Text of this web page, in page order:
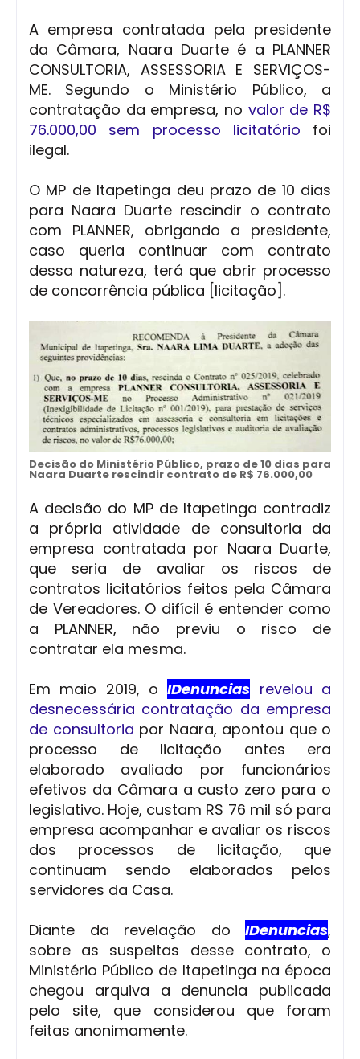
A empresa contratada pela presidente
da Câmara, Naara Duarte é a PLANNER
CONSULTORIA, ASSESSORIA E SERVIÇOS-
ME. Segundo o Ministério Público, a
contratação da empresa, no valor de R$
76.000,00 sem processo licitatório foi
ilegal.
O MP de Itapetinga deu prazo de 10 dias
para Naara Duarte rescindir o contrato
com PLANNER, obrigando a presidente,
caso queria continuar com contrato
dessa natureza, terá que abrir processo
de concorrência pública [licitação].
Decisão do Ministério Público, prazo de 10 dias para
Naara Duarte rescindir contrato de R$ 76.000,00
A decisão do MP de Itapetinga contradiz
a própria atividade de consultoria da
empresa contratada por Naara Duarte,
que seria de avaliar os riscos de
contratos licitatórios feitos pela Câmara
de Vereadores. O difícil é entender como
a PLANNER, não previu o risco de
contratar ela mesma.
Em maio 2019, oIDenuncias revelou a
desnecessária contratação da empresa
de consultoria por Naara, apontou que o
processo de licitação antes era
elaborado avaliado por funcionários
efetivos da Câmara a custo zero para o
legislativo. Hoje, custam R$ 76 mil só para
empresa acompanhar e avaliar os riscos
dos processos de licitação, que
continuam sendo elaborados pelos
servidores da Casa.
Diante da revelação do IDenuncias,
sobre as suspeitas desse contrato, o
Ministério Público de Itapetinga na época
chegou arquiva a denuncia publicada
pelo site, que considerou que foram
feitas anonimamente.